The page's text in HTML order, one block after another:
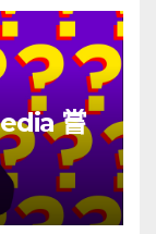
嘗